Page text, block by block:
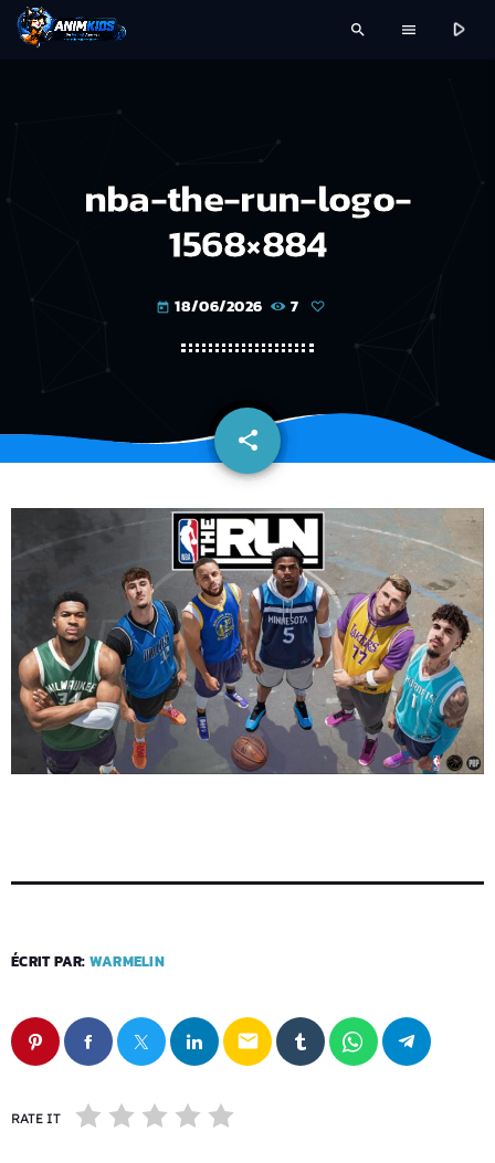
search menu play_arrow
nba-the-run-logo-
1568×884
today 18/06/2026 7
share
email
ÉCRIT PAR: WARMELIN
email
RATE IT